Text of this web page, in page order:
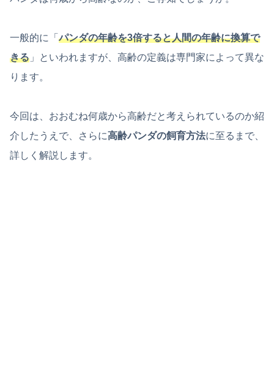
一般的に「 パンダの年齢を3倍すると人間の年齢に換算で
きる 」といわれますが、高齢の定義は専門家によって異な
ります。
今回は、おおむね何歳から高齢だと考えられているのか紹
介したうえで、さらに高齢パンダの飼育方法に至るまで、
詳しく解説します。